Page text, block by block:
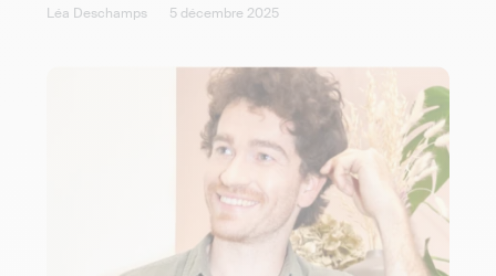
Léa Deschamps 5 décembre 2025